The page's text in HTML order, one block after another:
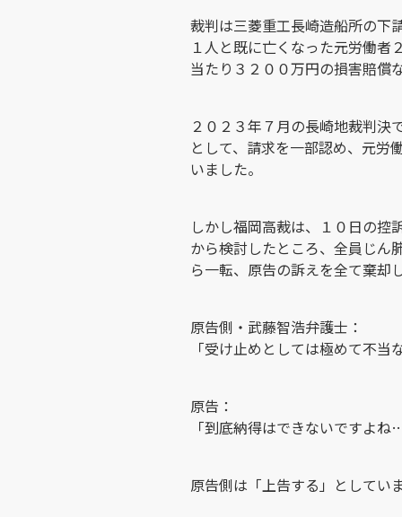
裁判は三菱重工長崎造船所の下
１人と既に亡くなった元労働者
当たり３２００万円の損害賠償
２０２３年７月の長崎地裁判決
として、請求を一部認め、元労
いました。
しかし福岡高裁は、１０日の控
から検討したところ、全員じん
ら一転、原告の訴えを全て棄却
原告側・武藤智浩弁護士：
「受け止めとしては極めて不
原告：
「到底納得はできないですよ
原告側は「上告する」としてい